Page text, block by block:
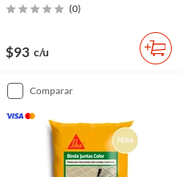
(0)
$93 c/u
comparar